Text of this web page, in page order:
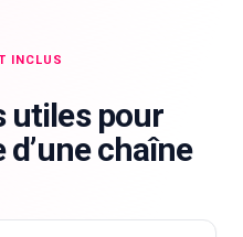
INCLUS
utiles pour
chaîne